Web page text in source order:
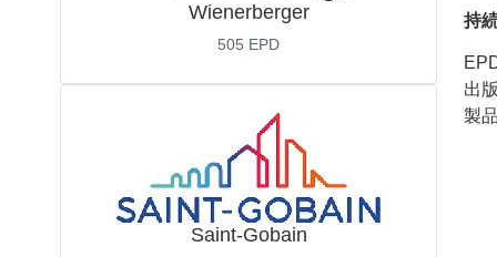
Wienerberger
505 EPD
Saint-Gobain
持
出
製